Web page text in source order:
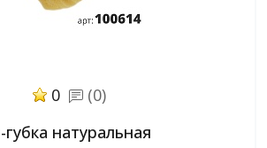
0
(0)
натуральная